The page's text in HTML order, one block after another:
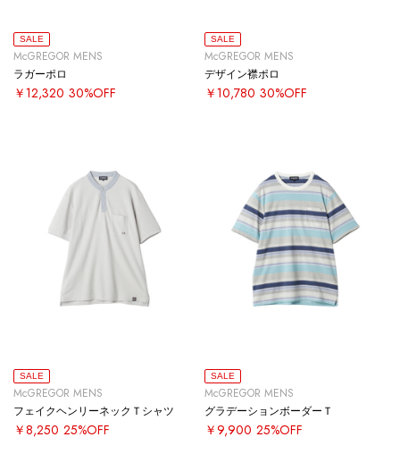
SALE
McGREGOR MENS
ラガーポロ
￥12,320 30%OFF
SALE
McGREGOR MENS
デザイン襟ポロ
￥10,780 30%OFF
SALE
McGREGOR MENS
フェイクヘンリーネックＴシャツ
￥8,250 25%OFF
SALE
McGREGOR MENS
グラデーションボーダーＴ
￥9,900 25%OFF